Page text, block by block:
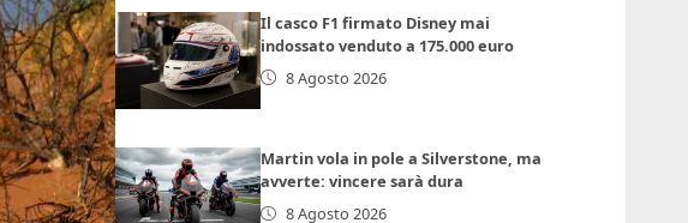
Il casco F1 firmato Disney mai
indossato venduto a 175.000 euro
8 Agosto 2026
Martin vola in pole a Silverstone, ma
avverte: vincere sarà dura
8 Agosto 2026